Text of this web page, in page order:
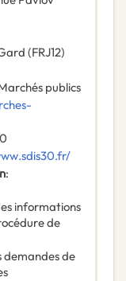
(FRJ12)
publics
:
informations
de
demandes de